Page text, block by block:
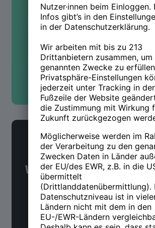
mehr wissen? Wir sind
da!
Kontakt aufnehmen
NWX Newsletter
Was Du über Arbeit
wissen möchtest. Alle
Jetzt anmelden